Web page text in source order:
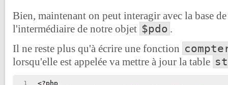
Bien, maintenant on peut interagir avec la base
l'intermédiaire de notre objet $pdo .
Il ne reste plus qu'à écrire une fonction
lorsqu'elle est appelée va mettre à jour la table
1
<?php